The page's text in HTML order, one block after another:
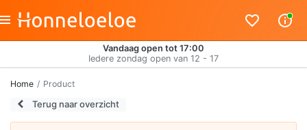
Vandaag open tot 17:00
Iedere zondag open van 12 - 17
Home Product
Terug naar overzicht